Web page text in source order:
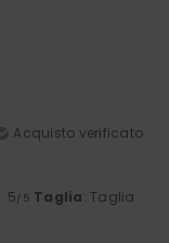
Acquisto verificato
: 5/5 Taglia: Taglia